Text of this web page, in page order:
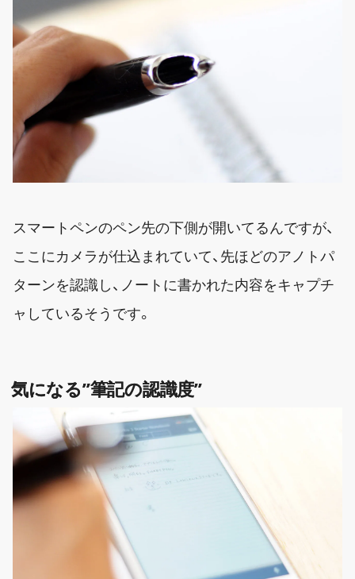
スマートペンのペン先の下側が開いてるんですが、
ここにカメラが仕込まれていて、先ほどのアノトパ
ターンを認識し、ノートに書かれた内容をキャプチ
ャしているそうです。
気になる”筆記の認識度”